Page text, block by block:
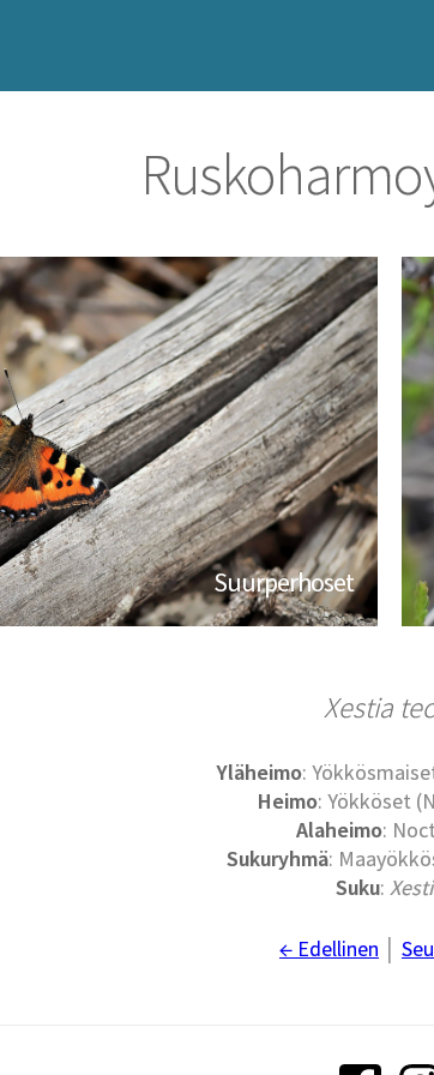
Suurperhoset
Xestia
Yläheimo:
Heimo: Yökköset
Alaheimo:
Sukuryhmä:
Suku:
← Edellinen